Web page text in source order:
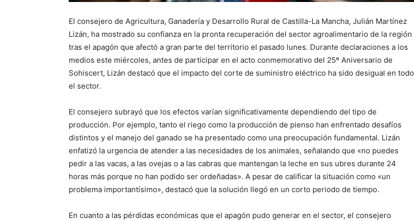
El consejero de Agricultura, Ganadería y Desarrollo Rural de Castilla-La Mancha, Julián Martínez
Lizán, ha mostrado su confianza en la pronta recuperación del sector agroalimentario de la región
tras el apagón que afectó a gran parte del territorio el pasado lunes. Durante declaraciones a los
medios este miércoles, antes de participar en el acto conmemorativo del 25º Aniversario de
Sohiscert, Lizán destacó que el impacto del corte de suministro eléctrico ha sido desigual en todo
el sector.
El consejero subrayó que los efectos varían significativamente dependiendo del tipo de
producción. Por ejemplo, tanto el riego como la producción de pienso han enfrentado desafíos
distintos y el manejo del ganado se ha presentado como una preocupación fundamental. Lizán
enfatizó la urgencia de atender a las necesidades de los animales, señalando que «no puedes
pedir a las vacas, a las ovejas o a las cabras que mantengan la leche en sus ubres durante 24
horas más porque no han podido ser ordeñadas». A pesar de calificar la situación como «un
problema importantísimo», destacó que la solución llegó en un corto periodo de tiempo.
En cuanto a las pérdidas económicas que el apagón pudo generar en el sector, el consejero